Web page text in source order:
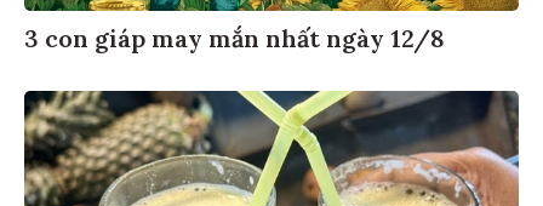
3 con giáp may mắn nhất ngày 12/8